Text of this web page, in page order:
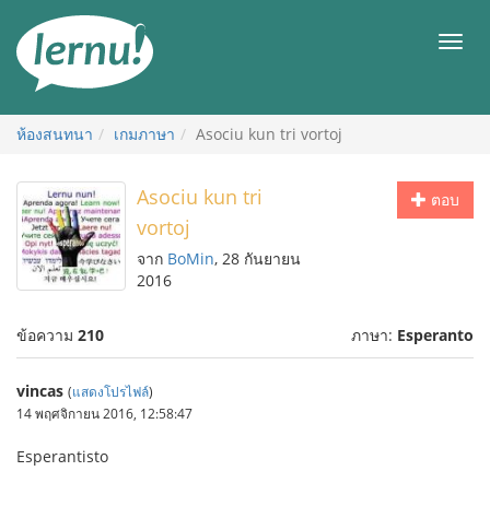
สารบัญ
เมนู
ห้องสนทนา เกมภาษา Asociu kun tri vortoj
ตอบ
Asociu kun tri
vortoj
จาก BoMin, 28 กันยายน
2016
ข้อความ 210 ภาษา: Esperanto
vincas (แสดงโปรไฟล์)
14 พฤศจิกายน 2016, 12:58:47
Esperantisto